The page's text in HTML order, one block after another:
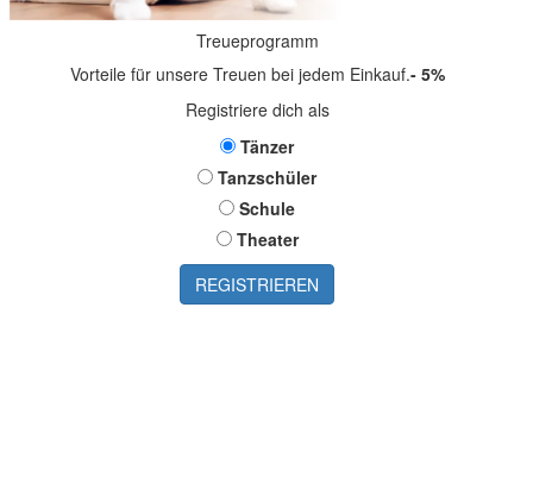
Treueprogramm
Vorteile für unsere Treuen bei jedem Einkauf.- 5%
Registriere dich als
Tänzer
Tanzschüler
Schule
Theater
REGISTRIEREN